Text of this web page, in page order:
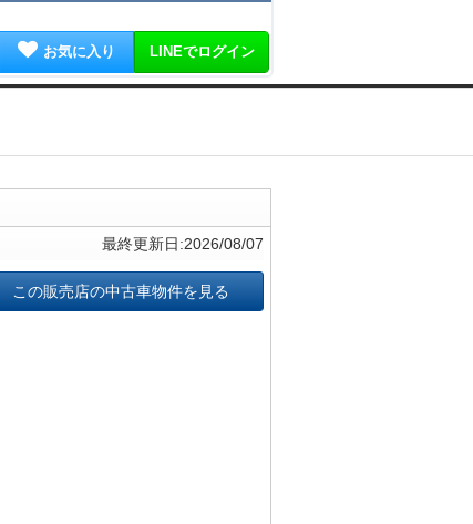
お気に入り LINEでログイン
最終更新日:2026/08/07
この販売店の中古車物件を見る